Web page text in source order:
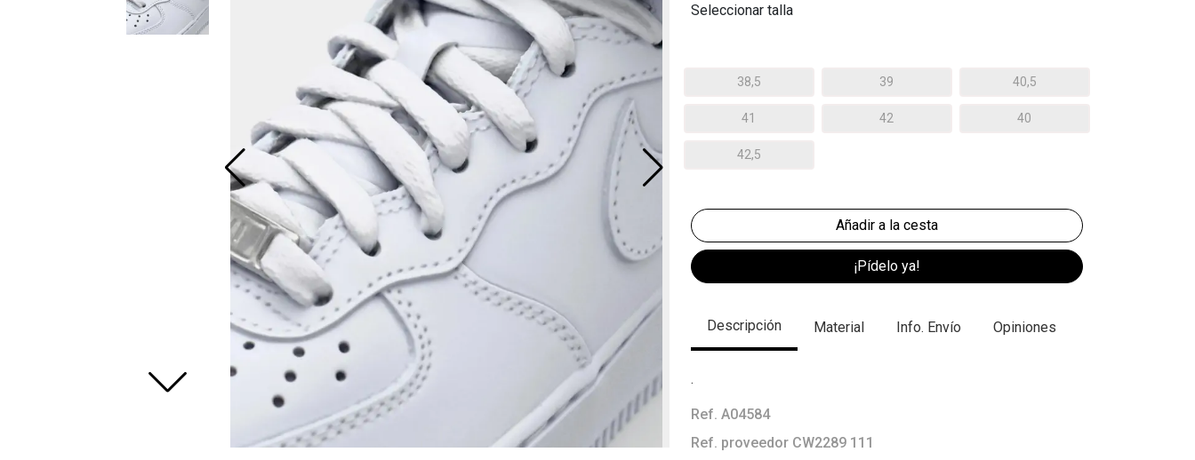
Seleccionar talla
38,5 39 40,5
41 42 40
42,5
¡Pídelo ya!
Descripción Material Info. Envío Opiniones
.
Ref. A04584
Ref. proveedor CW2289 111